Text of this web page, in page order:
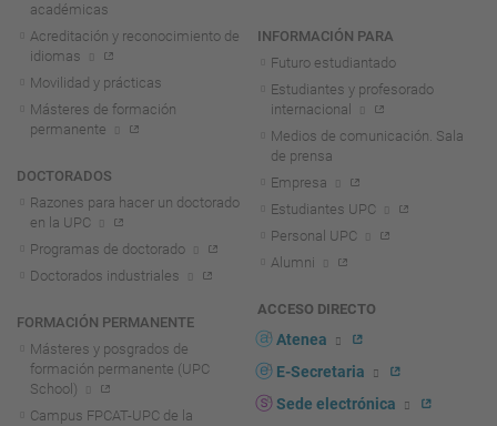
académicas
Acreditación y reconocimiento de
idiomas
Movilidad y prácticas
Másteres de formación
permanente
DOCTORADOS
Razones para hacer un doctorado
en la UPC
Programas de doctorado
Doctorados industriales
FORMACIÓN PERMANENTE
Másteres y posgrados de
formación permanente (UPC
School)
Campus FPCAT-UPC de la
INFORMACIÓN PARA
Futuro estudiantado
Estudiantes y profesorado
internacional
Medios de comunicación. Sala
de prensa
Empresa
Estudiantes UPC
Personal UPC
Alumni
ACCESO DIRECTO
Atenea
E-Secretaria
Sede electrónica